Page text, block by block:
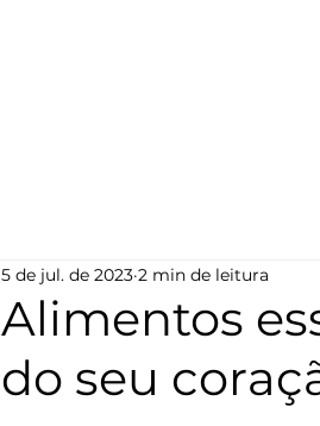
Alimentos
do seu
5 de jul. de 2023 2 min de leitura